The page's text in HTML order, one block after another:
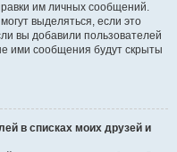
им личных сообщений.
выделяться, если это
вы добавили пользователей
ими сообщения будут скрыты
в списках моих друзей и